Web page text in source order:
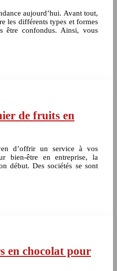
aujourd’hui. Avant tout,
les différents types et formes
être confondus. Ainsi, vous
de fruits en
d’offrir un service à vos
bien-être en entreprise, la
début. Des sociétés se sont
en chocolat pour